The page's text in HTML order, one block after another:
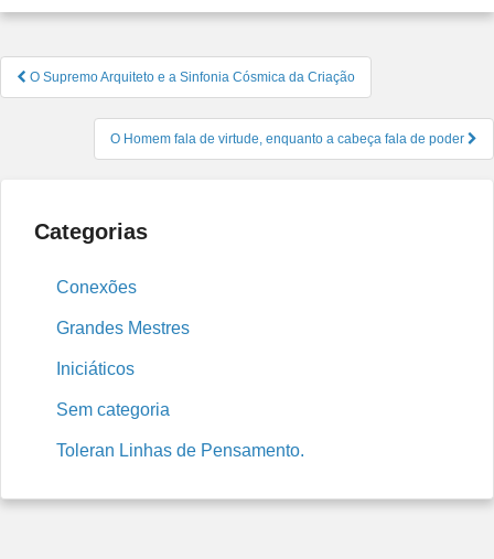
Navegação
de
O Supremo Arquiteto e a Sinfonia Cósmica da Criação
O Homem fala de virtude, enquanto a cabeça fala de poder
Categorias
Conexões
Grandes Mestres
Iniciáticos
Sem categoria
Toleran Linhas de Pensamento.